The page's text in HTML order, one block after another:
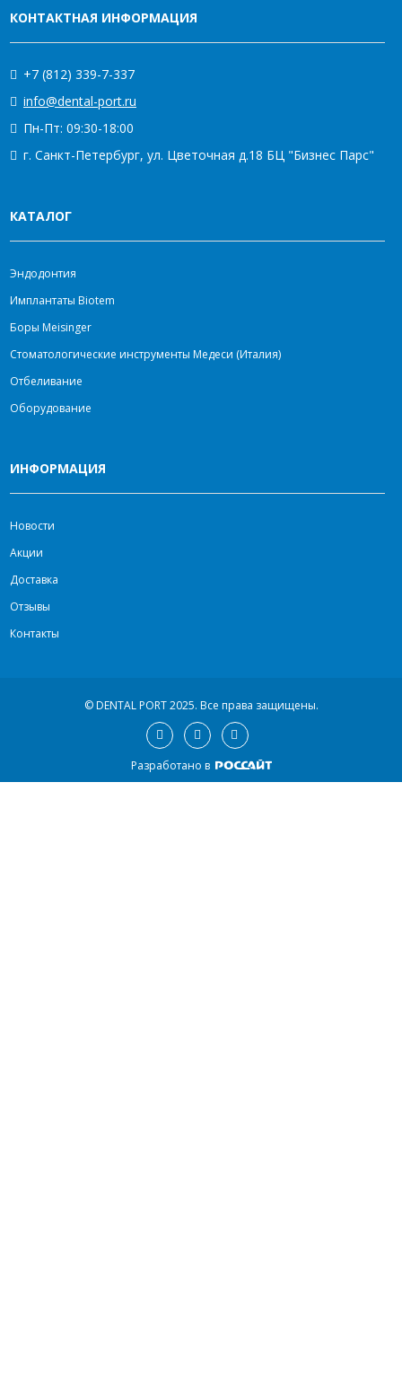
КОНТАКТНАЯ ИНФОРМАЦИЯ
+7 (812) 339-7-337
info@dental-port.ru
Пн-Пт: 09:30-18:00
г. Санкт-Петербург, ул. Цветочная д.18 БЦ "Бизнес Парс"
КАТАЛОГ
Эндодонтия
Имплантаты Biotem
Боры Meisinger
Стоматологические инструменты Медеси (Италия)
Отбеливание
Оборудование
ИНФОРМАЦИЯ
Новости
Акции
Доставка
Отзывы
Контакты
© DENTAL PORT 2025. Все права защищены.
Разработано в